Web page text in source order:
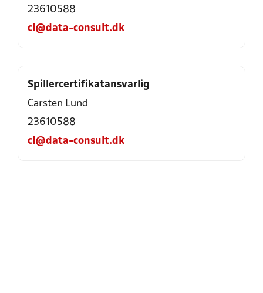
23610588
cl@data-consult.dk
Spillercertifikatansvarlig
Carsten Lund
23610588
cl@data-consult.dk